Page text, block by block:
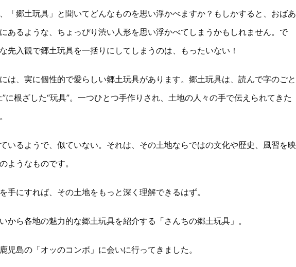
「郷土玩具」と聞いてどんなものを思い浮かべますか？もしかすると、おばあ
あるような、ちょっぴり渋い人形を思い浮かべてしまうかもしれません。で
先入観で郷土玩具を一括りにしてしまうのは、もったいない！
は、実に個性的で愛らしい郷土玩具があります。郷土玩具は、読んで字のごと
”に根ざした“玩具”。一つひとつ手作りされ、土地の人々の手で伝えられてきた
いるようで、似ていない。それは、その土地ならではの文化や歴史、風習を映
ようなものです。
手にすれば、その土地をもっと深く理解できるはず。
から各地の魅力的な郷土玩具を紹介する「さんちの郷土玩具」。
児島の「オッのコンボ」に会いに行ってきました。